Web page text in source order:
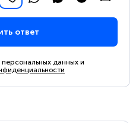
ответ
данных и